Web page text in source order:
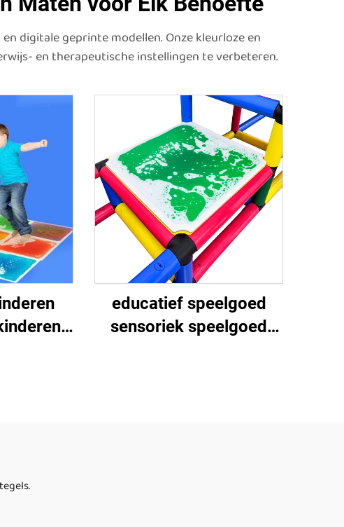
digitale geprinte modellen. Onze kleurloze en
en therapeutische instellingen te verbeteren.
educatief speelgoed
sensoriek speelgoed